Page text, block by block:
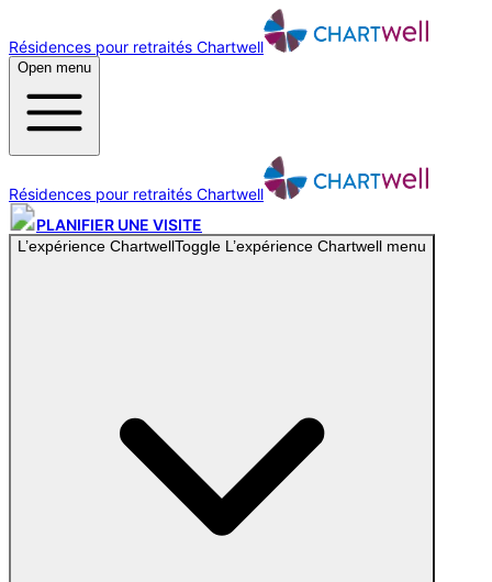
Résidences pour retraités Chartwell
Open menu
Résidences pour retraités Chartwell
PLANIFIER UNE VISITE
L’expérience ChartwellToggle L’expérience Chartwell menu